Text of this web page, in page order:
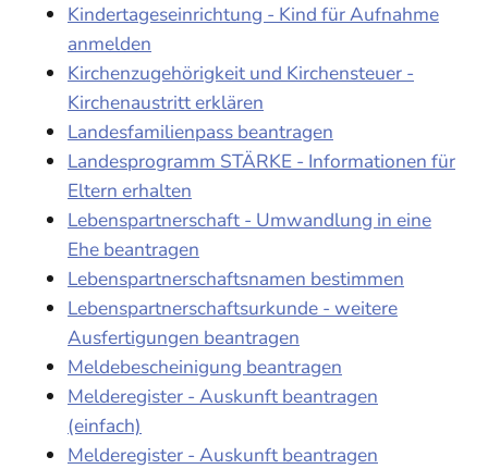
Kindertageseinrichtung - Kind für Aufnahme
anmelden
Kirchenzugehörigkeit und Kirchensteuer -
Kirchenaustritt erklären
Landesfamilienpass beantragen
Landesprogramm STÄRKE - Informationen für
Eltern erhalten
Lebenspartnerschaft - Umwandlung in eine
Ehe beantragen
Lebenspartnerschaftsnamen bestimmen
Lebenspartnerschaftsurkunde - weitere
Ausfertigungen beantragen
Meldebescheinigung beantragen
Melderegister - Auskunft beantragen
(einfach)
Melderegister - Auskunft beantragen